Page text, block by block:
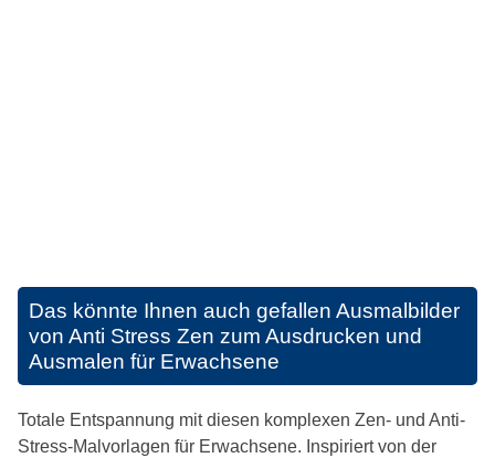
Das könnte Ihnen auch gefallen Ausmalbilder
von Anti Stress Zen zum Ausdrucken und
Ausmalen für Erwachsene
Totale Entspannung mit diesen komplexen Zen- und Anti-
Stress-Malvorlagen für Erwachsene. Inspiriert von der